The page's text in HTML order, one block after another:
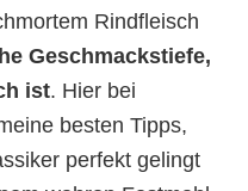
Rindfleisch
Geschmackstiefe,
ist. Hier bei
besten Tipps,
perfekt gelingt